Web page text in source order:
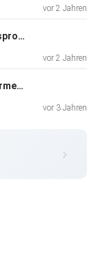
vor 2 Jahren
Von Barbie zu Flüchen - Simpel gesprochen #9
vor 2 Jahren
Von Best Ofs zu Streamingplattformen (feat. arberlustig) - Simpel gesprochen #8
vor 3 Jahren